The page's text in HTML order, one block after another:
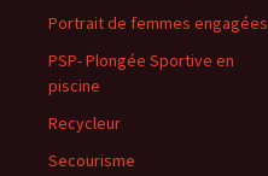
Portrait de femmes engagées
PSP- Plongée Sportive en
piscine
Recycleur
Secourisme